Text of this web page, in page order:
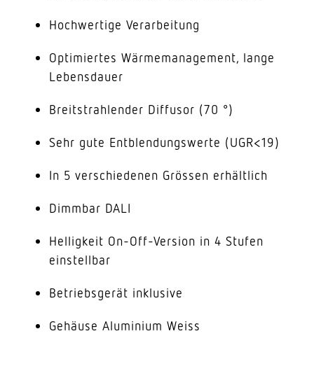
Hochwertige Verarbeitung
Optimiertes Wärmemanagement, lange
Lebensdauer
Breitstrahlender Diffusor (70 °)
Sehr gute Entblendungswerte (UGR<19)
In 5 verschiedenen Grössen erhältlich
Dimmbar DALI
Helligkeit On-Off-Version in 4 Stufen
einstellbar
Betriebsgerät inklusive
Gehäuse Aluminium Weiss